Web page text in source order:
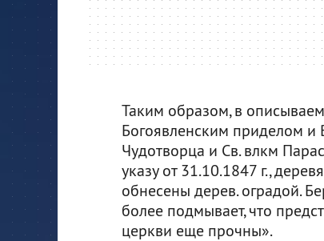
Таким образом, в
Богоявленским приделом
Чудотворца и Св. влкм
указу от 31.10.1847 г.,
обнесены дерев. оградой.
более подмывает, что
церкви еще прочны».